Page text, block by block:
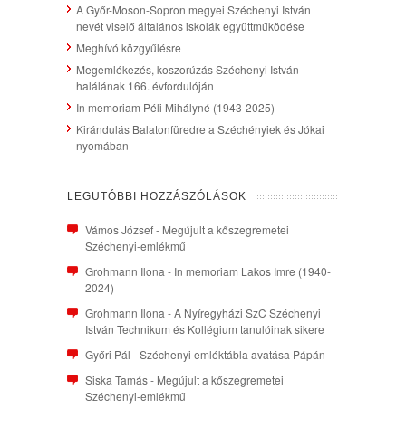
A Győr-Moson-Sopron megyei Széchenyi István
nevét viselő általános iskolák együttműködése
Meghívó közgyűlésre
Megemlékezés, koszorúzás Széchenyi István
halálának 166. évfordulóján
In memoriam Péli Mihályné (1943-2025)
Kirándulás Balatonfüredre a Széchényiek és Jókai
nyomában
LEGUTÓBBI HOZZÁSZÓLÁSOK
Vámos József- Megújult a kőszegremetei
Széchenyi-emlékmű
Grohmann Ilona - In memoriam Lakos Imre (1940-
2024)
Grohmann Ilona -A Nyíregyházi SzC Széchenyi
István Technikum és Kollégium tanulóinak sikere
Győri Pál -Széchenyi emléktábla avatása Pápán
Siska Tamás- Megújult a kőszegremetei
Széchenyi-emlékmű